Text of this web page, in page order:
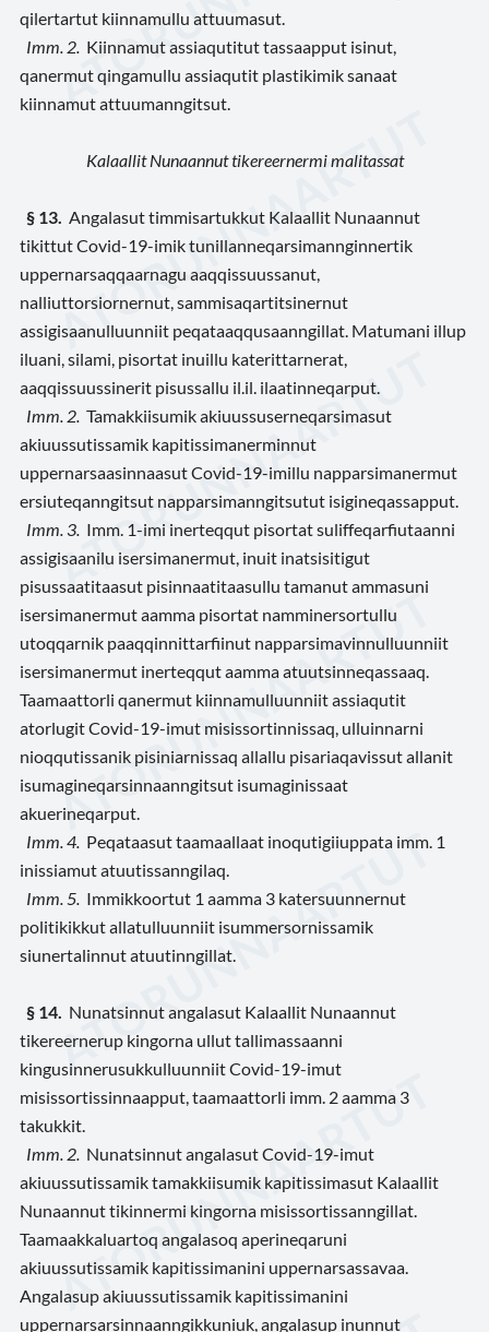
qilertartut kiinnamullu attuumasut.
Imm. 2. Kiinnamut assiaqutitut tassaapput isinut,
qanermut qingamullu assiaqutit plastikimik sanaat
kiinnamut attuumanngitsut.
Kalaallit Nunaannut tikereernermi malitassat
§ 13. Angalasut timmisartukkut Kalaallit Nunaannut
tikittut Covid-19-imik tunillanneqarsimannginnertik
uppernarsaqqaarnagu aaqqissuussanut,
nalliuttorsiornernut, sammisaqartitsinernut
assigisaanulluunniit peqataaqqusaanngillat. Matumani illup
iluani, silami, pisortat inuillu katerittarnerat,
aaqqissuussinerit pisussallu il.il. ilaatinneqarput.
Imm. 2. Tamakkiisumik akiuussuserneqarsimasut
akiuussutissamik kapitissimanerminnut
uppernarsaasinnaasut Covid-19-imillu napparsimanermut
ersiuteqanngitsut napparsimanngitsutut isigineqassapput.
Imm. 3. Imm. 1-imi inerteqqut pisortat suliffeqarfiutaanni
assigisaanilu isersimanermut, inuit inatsisitigut
pisussaatitaasut pisinnaatitaasullu tamanut ammasuni
isersimanermut aamma pisortat namminersortullu
utoqqarnik paaqqinnittarfiinut napparsimavinnulluunniit
isersimanermut inerteqqut aamma atuutsinneqassaaq.
Taamaattorli qanermut kiinnamulluunniit assiaqutit
atorlugit Covid-19-imut misissortinnissaq, ulluinnarni
nioqqutissanik pisiniarnissaq allallu pisariaqavissut allanit
isumagineqarsinnaanngitsut isumaginissaat
akuerineqarput.
Imm. 4. Peqataasut taamaallaat inoqutigiiuppata imm. 1
inissiamut atuutissanngilaq.
Imm. 5. Immikkoortut 1 aamma 3 katersuunnernut
politikikkut allatulluunniit isummersornissamik
siunertalinnut atuutinngillat.
§ 14. Nunatsinnut angalasut Kalaallit Nunaannut
tikereernerup kingorna ullut tallimassaanni
kingusinnerusukkulluunniit Covid-19-imut
misissortissinnaapput, taamaattorli imm. 2 aamma 3
takukkit.
Imm. 2. Nunatsinnut angalasut Covid-19-imut
akiuussutissamik tamakkiisumik kapitissimasut Kalaallit
Nunaannut tikinnermi kingorna misissortissanngillat.
Taamaakkaluartoq angalasoq aperineqaruni
akiuussutissamik kapitissimanini uppernarsassavaa.
Angalasup akiuussutissamik kapitissimanini
uppernarsarsinnaanngikkuniuk, angalasup inunnut